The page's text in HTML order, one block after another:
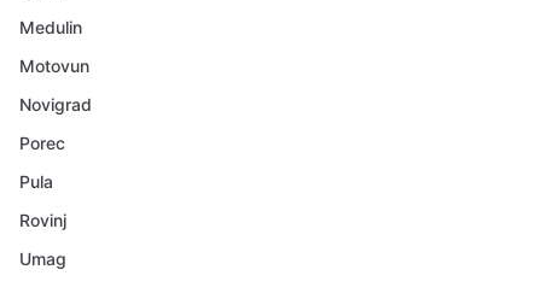
Medulin
Motovun
Novigrad
Porec
Pula
Rovinj
Umag